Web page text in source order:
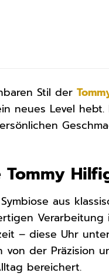
Stil der
neues Level hebt.
aus
– diese Uhr
der Präzision
bereichert.